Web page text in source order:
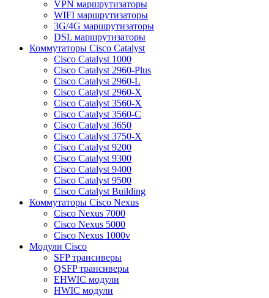
VPN маршрутизаторы
WIFI маршрутизаторы
3G/4G маршрутизаторы
DSL маршрутизаторы
Коммутаторы Cisco Catalyst
Cisco Catalyst 1000
Cisco Catalyst 2960-Plus
Cisco Catalyst 2960-L
Cisco Catalyst 2960-X
Cisco Catalyst 3560-X
Cisco Catalyst 3560-C
Cisco Catalyst 3650
Cisco Catalyst 3750-X
Cisco Catalyst 9200
Cisco Catalyst 9300
Cisco Catalyst 9400
Cisco Catalyst 9500
Cisco Catalyst Building
Коммутаторы Cisco Nexus
Cisco Nexus 7000
Cisco Nexus 5000
Cisco Nexus 1000v
Модули Cisco
SFP трансиверы
QSFP трансиверы
EHWIC модули
HWIC модули